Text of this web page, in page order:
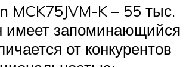
MCK75JVM-K – 55 тыс.
имеет запоминающийся
от конкурентов